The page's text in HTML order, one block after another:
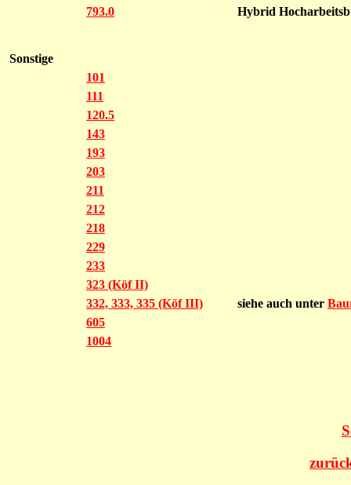
793.0
Hybrid
Sonstige
101
111
120.5
143
193
203
211
212
218
229
233
323 (Köf II)
332, 333, 335 (Köf III)
siehe auch unter
605
1004